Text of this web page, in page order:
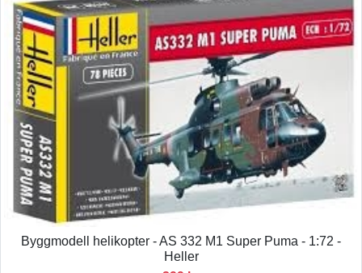
Byggmodell helikopter - AS 332 M1 Super Puma - 1:72 -
Heller